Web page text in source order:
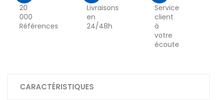
20
000
Références
Livraisons
en
24/48h
Service
client
à
votre
écoute
CARACTÉRISTIQUES